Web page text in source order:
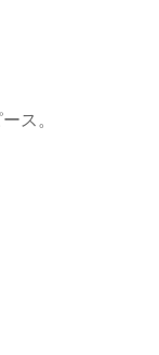
ス。